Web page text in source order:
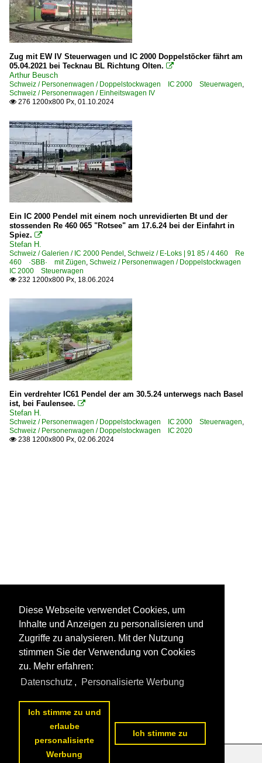
Zug mit EW IV Steuerwagen und IC 2000 Doppelstöcker fährt am
05.04.2021 bei Tecknau BL Richtung Olten. 
Arthur Beusch
Schweiz / Personenwagen / Doppelstockwagen IC 2000 Steuerwagen,
Schweiz / Personenwagen / Einheitswagen IV
 276 1200x800 Px, 01.10.2024
Ein IC 2000 Pendel mit einem noch unrevidierten Bt und der
stossenden Re 460 065 "Rotsee" am 17.6.24 bei der Einfahrt in
Spiez. 
Stefan H.
Schweiz / Galerien / IC 2000 Pendel, Schweiz / E-Loks | 91 85 / 4 460 Re
460 ·SBB· mit Zügen, Schweiz / Personenwagen / Doppelstockwagen
IC 2000 Steuerwagen
 232 1200x800 Px, 18.06.2024
Ein verdrehter IC61 Pendel der am 30.5.24 unterwegs nach Basel
ist, bei Faulensee. 
Stefan H.
Schweiz / Personenwagen / Doppelstockwagen IC 2000 Steuerwagen,
Schweiz / Personenwagen / Doppelstockwagen IC 2020
 238 1200x800 Px, 02.06.2024
Diese Webseite verwendet Cookies, um
Inhalte und Anzeigen zu personalisieren und
Zugriffe zu analysieren. Mit der Nutzung
stimmen Sie der Verwendung von Cookies
zu. Mehr erfahren:
Datenschutz , Personalisierte Werbung
Ich stimme zu und
erlaube
personalisierte
Werbung
Ich stimme zu